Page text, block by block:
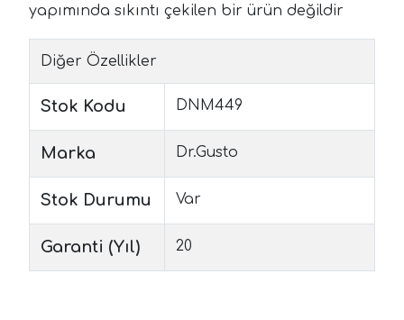
yapımında sıkıntı çekilen bir ürün değildir
Diğer Özellikler
Stok Kodu DNM449
Marka Dr.Gusto
Stok Durumu Var
Garanti (Yıl) 20